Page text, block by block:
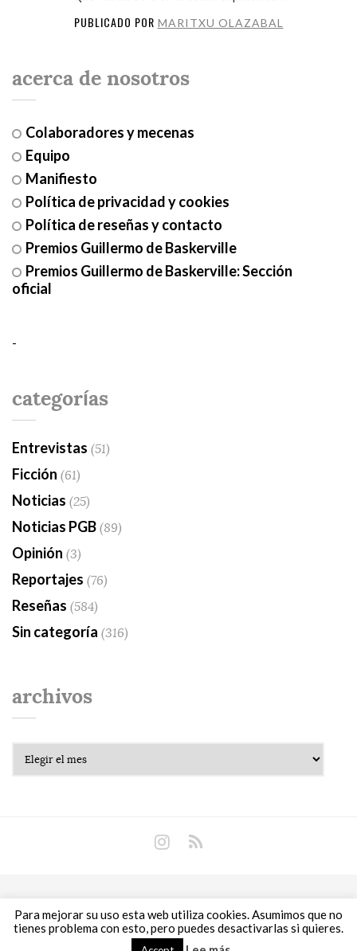
PUBLICADO POR MARITXU OLAZABAL
acerca de nosotros
Colaboradores y mecenas
Equipo
Manifiesto
Política de privacidad y cookies
Política de reseñas y contacto
Premios Guillermo de Baskerville
Premios Guillermo de Baskerville: Sección
oficial
-
categorías
Entrevistas (51)
Ficción (61)
Noticias (25)
Noticias PGB(89)
Opinión (3)
Reportajes (76)
Reseñas (584)
Sin categoría (316)
archivos
Copyright © 2018 Libros Prohibidos •
Política de
privacidad
Para mejorar su uso esta web utiliza cookies. Asumimos que no
tienes problema con esto, pero puedes desactivarlas si quieres.